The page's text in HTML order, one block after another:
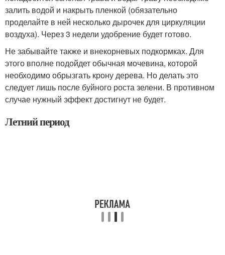
залить водой и накрыть пленкой (обязательно
проделайте в ней несколько дырочек для циркуляции
воздуха). Через 3 недели удобрение будет готово.
Не забывайте также и внекорневых подкормках. Для
этого вполне подойдет обычная мочевина, которой
необходимо обрызгать крону дерева. Но делать это
следует лишь после буйного роста зелени. В противном
случае нужный эффект достигнут не будет.
Летний период